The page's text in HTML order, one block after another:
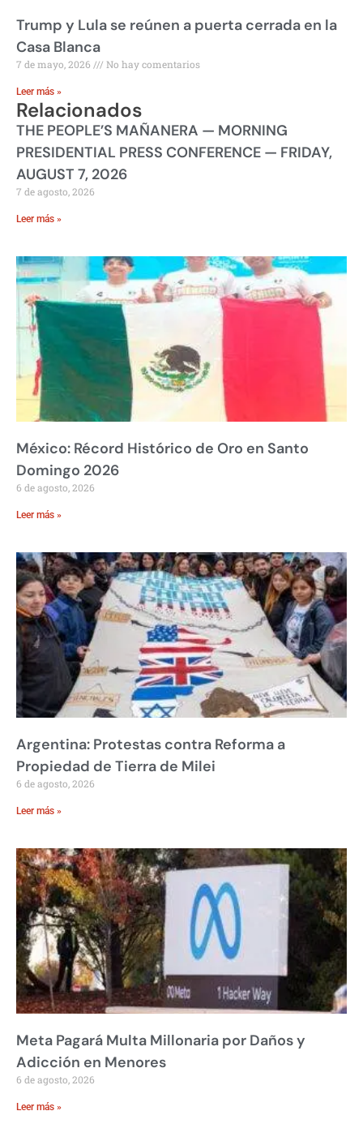
Trump y Lula se reúnen a puerta cerrada en la
Casa Blanca
7 de mayo, 2026 No hay comentarios
Leer más »
Relacionados
THE PEOPLE’S MAÑANERA — MORNING
PRESIDENTIAL PRESS CONFERENCE — FRIDAY,
AUGUST 7, 2026
7 de agosto, 2026
Leer más »
México: Récord Histórico de Oro en Santo
Domingo 2026
6 de agosto, 2026
Leer más »
Argentina: Protestas contra Reforma a
Propiedad de Tierra de Milei
6 de agosto, 2026
Leer más »
Meta Pagará Multa Millonaria por Daños y
Adicción en Menores
6 de agosto, 2026
Leer más »